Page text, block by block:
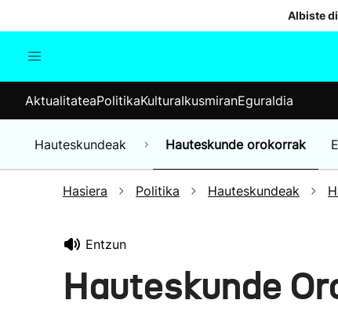
Albiste
Munduko albisteak
Hauteskundeak
AktualitateaPolitikaKulturaIkusmiranEguraldia
Hauteskundeak Hauteskunde orokorrak
Hasiera Politika Hauteskundeak
Entzun
Hauteskunde